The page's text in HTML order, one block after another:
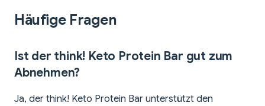
Häufige Fragen
Ist der think! Keto Protein Bar gut zum
Abnehmen?
Ja, der think! Keto Protein Bar unterstützt den